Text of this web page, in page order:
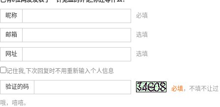
昵称 必填
邮箱 选填
网址 选填
记住我,下次回复时不用重新输入个人信息
验证的码 必填，不填不让过
哦，嘻嘻。